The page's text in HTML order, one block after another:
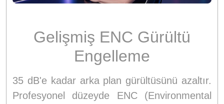
Gelişmiş ENC Gürültü
Engelleme
35 dB'e kadar arka plan gürültüsünü azaltır.
Profesyonel düzeyde ENC (Environmental